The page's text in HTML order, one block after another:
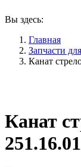
Вы здесь:
Главная
Запчасти
Канат
Канат